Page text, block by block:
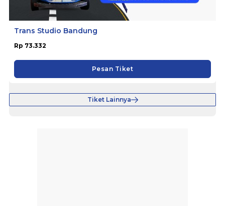
Trans Studio Bandung
Rp 73.332
Pesan Tiket
Tiket Lainnya